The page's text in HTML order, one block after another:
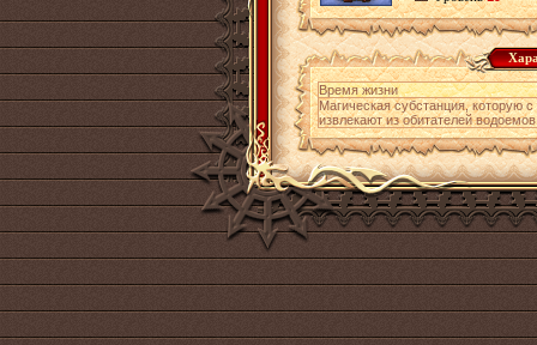
Время жизни
Магическая субстанция, которую
извлекают из обитателей